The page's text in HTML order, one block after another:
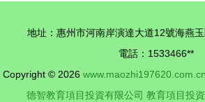
地址：惠州市河南岸演達大道12號海燕
電話：1533466**
Copyright © 2026 www.maozhi197620.com.cn
德智教育項目投資有限公司 教育項目投資